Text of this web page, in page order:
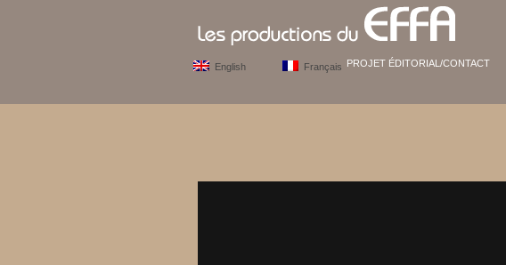
PROJET ÉDITORIAL/CONTACT
English Français